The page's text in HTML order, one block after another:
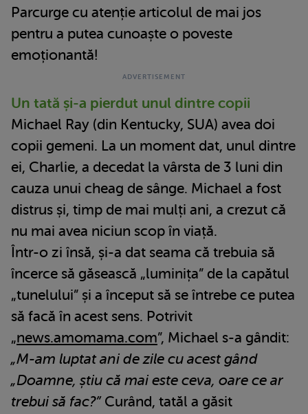
Parcurge cu atenție articolul de mai jos
pentru a putea cunoaște o poveste
emoționantă!
Un tată și-a pierdut unul dintre copii
Michael Ray (din Kentucky, SUA) avea doi
copii gemeni. La un moment dat, unul dintre
ei, Charlie, a decedat la vârsta de 3 luni din
cauza unui cheag de sânge. Michael a fost
distrus și, timp de mai mulți ani, a crezut că
nu mai avea niciun scop în viață.
Într-o zi însă, și-a dat seama că trebuia să
încerce să găsească „luminița” de la capătul
„tunelului” și a început să se întrebe ce putea
să facă în acest sens. Potrivit
„news.amomama.com”, Michael s-a gândit:
„M-am luptat ani de zile cu acest gând
„Doamne, știu că mai este ceva, oare ce ar
trebui să fac?” Curând, tatăl a găsit